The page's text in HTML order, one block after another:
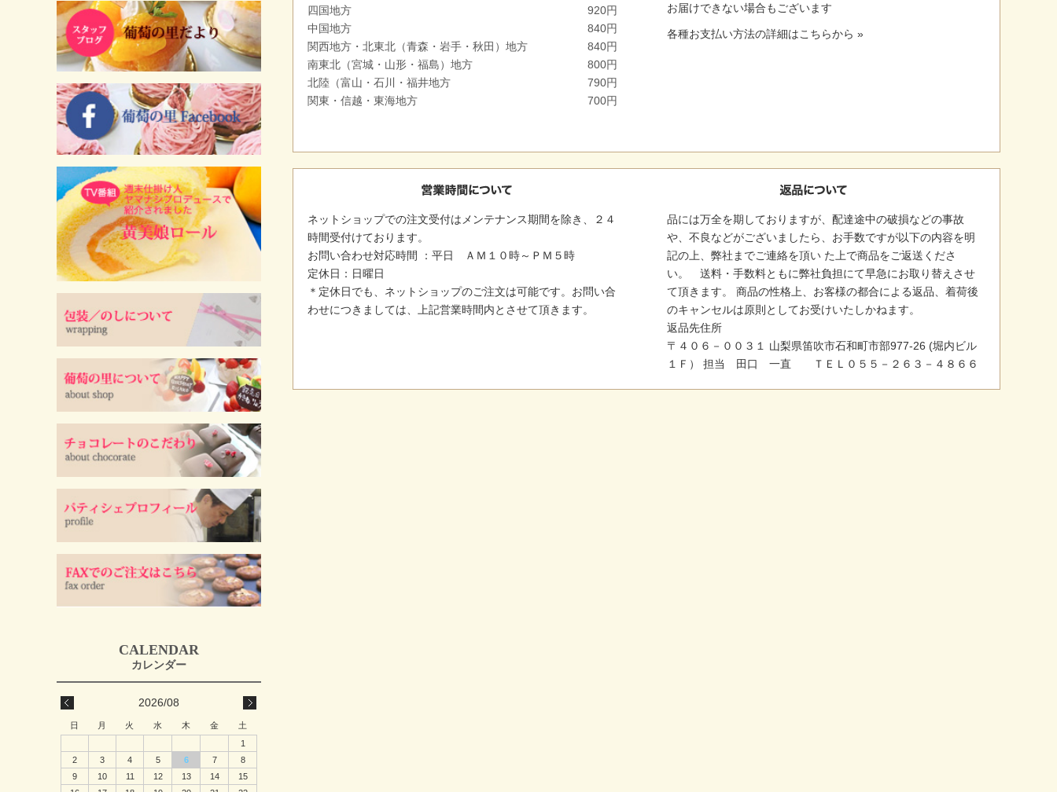
四国地方
920円
中国地方
840円
関西地方・北東北（青森・岩手・秋田）地方
840円
南東北（宮城・山形・福島）地方
800円
北陸（富山・石川・福井地方
790円
関東・信越・東海地方
700円
お届けできない場合もございます
各種お支払い方法の詳細はこちらから »
ネットショップでの注文受付はメンテナンス期間を除き、２４
時間受付けております。
お問い合わせ対応時間 ：平日 ＡＭ１０時～ＰＭ５時
定休日：日曜日
＊定休日でも、ネットショップのご注文は可能です。お問い合
わせにつきましては、上記営業時間内とさせて頂きます。
品には万全を期しておりますが、配達途中の破損などの事故
や、不良などがございましたら、お手数ですが以下の内容を明
記の上、弊社までご連絡を頂い た上で商品をご返送くださ
い。 送料・手数料ともに弊社負担にて早急にお取り替えさせ
て頂きます。 商品の性格上、お客様の都合による返品、着荷後
のキャンセルは原則としてお受けいたしかねます。
返品先住所
〒４０６－００３１ 山梨県笛吹市石和町市部977-26 (堀内ビル
１Ｆ） 担当 田口 一直 ＴＥＬ０５５－２６３－４８６６
2026/08
日 月 火 水 木 金
土
1
2
3 4 5 6 7
8
9
10 11 12 13 14
15